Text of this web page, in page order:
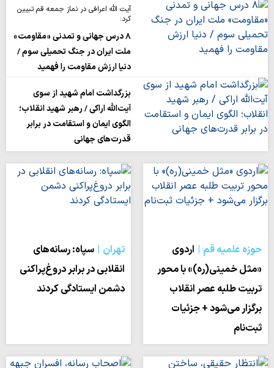
آیت الله اعرافی در نماز جمعه قم تبیین
کرد:
۸ درس جهانی و تمدنی «مقاومت»
ملت ایران در جنگ تحمیلی سوم /
دنیا ارزش مقاومت را فهمید
بزرگداشت امام شهید از سوی
آیت‌الله اراکی / رهبر شهید انقلاب؛
الگوی ایمان و استقامت در برابر
قدرت‌های جهانی
حوزه علمیه قم
اردوی
«مثل خمینی(ره)» با محور
تربیت طلبه عصر انقلاب
برگزار می‌شود + جزئیات
ثبت‌نام
تهران
سپاه: رسانه‌های
انقلابی در برابر دروغ‌پراکنی
دشمن ایستادگی کردند